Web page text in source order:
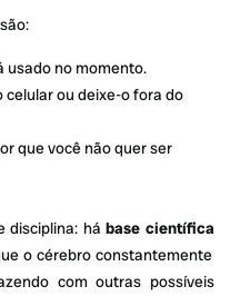
usado no momento.
ou deixe-o fora do
que você não quer ser
disciplina: hábase científica
o cérebro constantemente
com outras possíveis